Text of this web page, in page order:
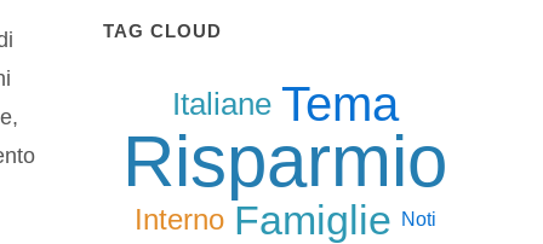
TAG CLOUD
Italiane Tema
Risparmio
Interno Famiglie Noti